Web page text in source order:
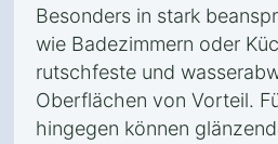
Besonders in stark
wie Badezimmern oder
rutschfeste und
Oberflächen von Vorteil.
hingegen können